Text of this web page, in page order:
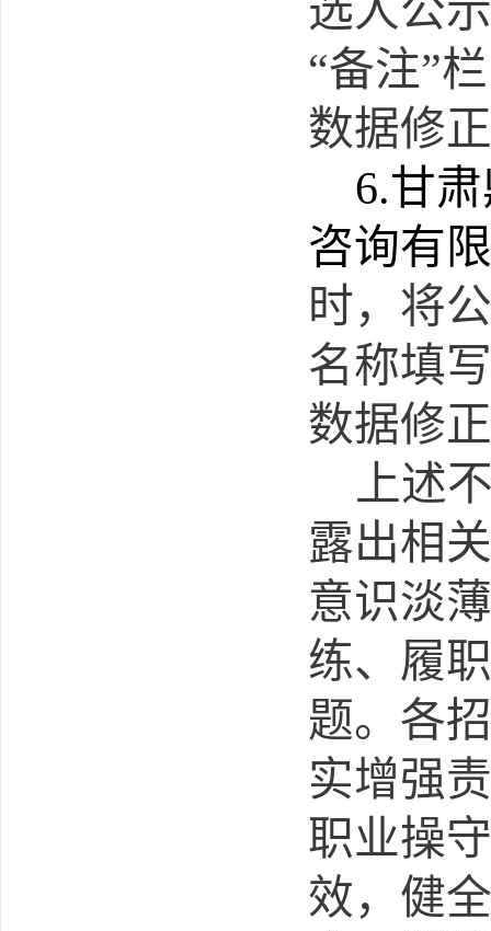
选人公
“备注”
数据修
6.甘
咨询有
时，将
名称填
数据修
上述
露出相
意识淡
练、 履
题。各
实增强
职业操
效，健